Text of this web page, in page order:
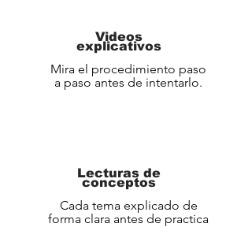
Videos
explicativos
Mira el procedimiento paso
a paso antes de intentarlo.
Lecturas de
conceptos
Cada tema explicado de
forma clara antes de practica